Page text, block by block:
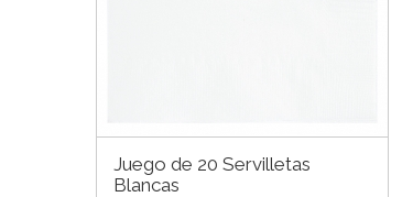
Juego de 20 Servilletas
Blancas